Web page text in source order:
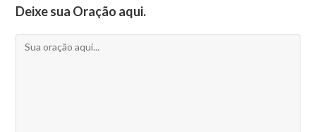
Deixe sua Oração aqui.